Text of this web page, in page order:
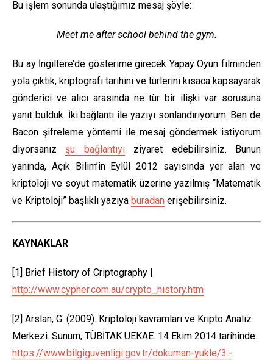
Bu işlem sonunda ulaştığımız mesaj şöyle:
Meet me after school behind the gym.
Bu ay İngiltere’de gösterime girecek Yapay Oyun filminden
yola çıktık, kriptografi tarihini ve türlerini kısaca kapsayarak
gönderici ve alıcı arasında ne tür bir ilişki var sorusuna
yanıt bulduk. İki bağlantı ile yazıyı sonlandırıyorum. Ben de
Bacon şifreleme yöntemi ile mesaj göndermek istiyorum
diyorsanız
şu bağlantıyı
ziyaret edebilirsiniz. Bunun
yanında, Açık Bilim’in Eylül 2012 sayısında yer alan ve
kriptoloji ve soyut matematik üzerine yazılmış “Matematik
ve Kriptoloji” başlıklı yazıya buradan erişebilirsiniz.
KAYNAKLAR
[1] Brief History of Criptography |
http://www.cypher.com.au/crypto_history.htm
[2] Arslan, G. (2009). Kriptoloji kavramları ve Kripto Analiz
Merkezi. Sunum, TÜBİTAK UEKAE. 14 Ekim 2014 tarihinde
https://www.bilgiguvenligi.gov.tr/dokuman-yukle/3.-